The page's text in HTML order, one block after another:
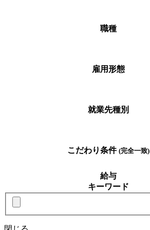
職種
雇用形態
就業先種別
こだわり条件 (完全一致)
給与
キーワード